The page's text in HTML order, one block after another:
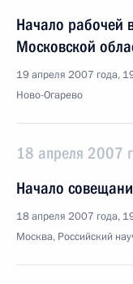
Начало рабочей
Московской
19 апреля 2007 года,
Ново-Огарево
18 апреля 2007
Начало
18 апреля 2007 года,
Москва, Российский